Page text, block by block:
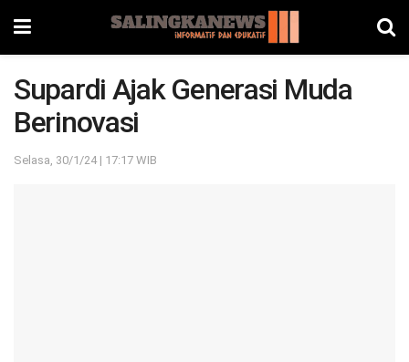
Supardi Ajak Generasi Muda
Berinovasi
Selasa, 30/1/24 | 17:17 WIB